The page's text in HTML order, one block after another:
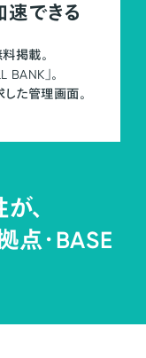
できる
掲載。
」。
した管理画面。
、
点・BASE